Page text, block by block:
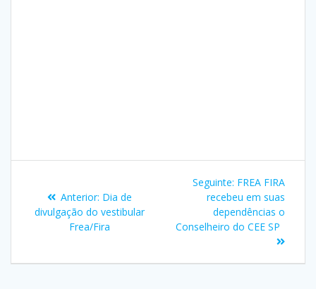
Anterior: Dia de
divulgação do vestibular
Frea/Fira
Seguinte: FREA FIRA
recebeu em suas
dependências o
Conselheiro do CEE SP